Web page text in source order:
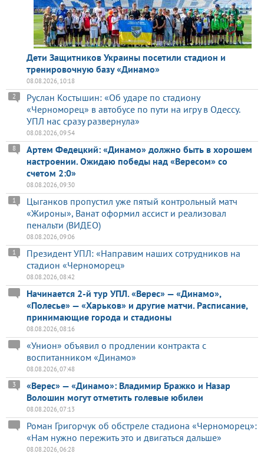
Дети Защитников Украины посетили стадион и
тренировочную базу «Динамо»
08.08.2026, 10:18
Руслан Костышин: «Об ударе по стадиону
«Черноморец» в автобусе по пути на игру в Одессу.
УПЛ нас сразу развернула»
2
08.08.2026, 09:54
Артем Федецкий: «Динамо» должно быть в хорошем
настроении. Ожидаю победы над «Вересом» со
счетом 2:0»
8
08.08.2026, 09:30
Цыганков пропустил уже пятый контрольный матч
«Жироны», Ванат оформил ассист и реализовал
пенальти (ВИДЕО)
1
08.08.2026, 09:06
Президент УПЛ: «Направим наших сотрудников на
стадион «Черноморец»
1
08.08.2026, 08:42
Начинается 2-й тур УПЛ. «Верес» — «Динамо»,
«Полесье» — «Харьков» и другие матчи. Расписание,
принимающие города и стадионы
08.08.2026, 08:16
«Унион» объявил о продлении контракта с
воспитанником «Динамо»
08.08.2026, 07:48
«Верес» — «Динамо»: Владимир Бражко и Назар
Волошин могут отметить голевые юбилеи
3
08.08.2026, 07:13
Роман Григорчук об обстреле стадиона «Черноморец»:
«Нам нужно пережить это и двигаться дальше»
08.08.2026, 06:28